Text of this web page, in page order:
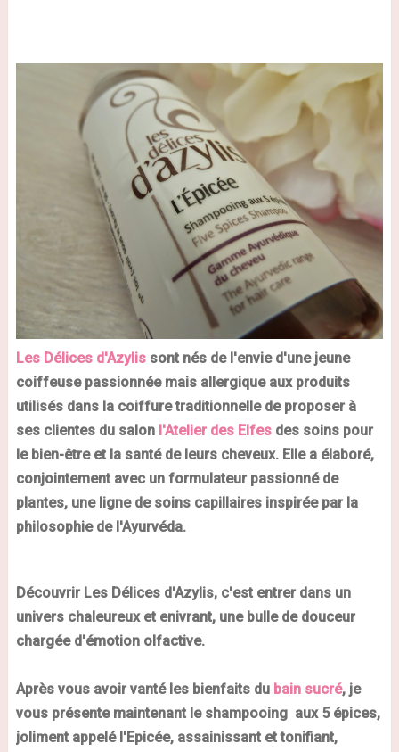
Les Délices d'Azylissont nés de l'envie d'une jeune
coiffeuse passionnée mais allergique aux produits
utilisés dans la coiffure traditionnelle de proposer à
ses clientes du salon l'Atelier des Elfesdes soins pour
le bien-être et la santé de leurs cheveux. Elle a élaboré,
conjointement avec un formulateur passionné de
plantes, une ligne de soins capillaires inspirée par la
philosophie de l'Ayurvéda.
Découvrir Les Délices d'Azylis, c'est entrer dans un
univers chaleureux et enivrant, une bulle de douceur
chargée d'émotion olfactive.
Après vous avoir vanté les bienfaits du bain sucré, je
vous présente maintenant le shampooing aux 5 épices,
joliment appelé l'Epicée, assainissant et tonifiant,